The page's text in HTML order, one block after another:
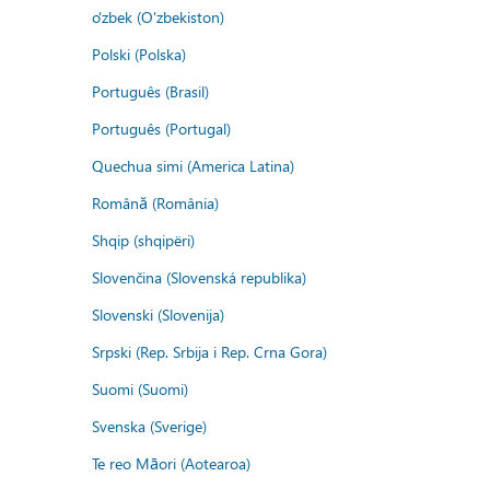
o'zbek (O'zbekiston)
Polski (Polska)
Português (Brasil)
Português (Portugal)
Quechua simi (America Latina)
Română (România)
Shqip (shqipëri)
Slovenčina (Slovenská republika)
Slovenski (Slovenija)
Srpski (Rep. Srbija i Rep. Crna Gora)
Suomi (Suomi)
Svenska (Sverige)
Te reo Māori (Aotearoa)